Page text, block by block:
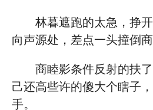
林暮遮跑的太急，挣
向声源处，差点一头撞倒商
商睦影条件反射的扶
己还高些许的傻大个瞎子
手。